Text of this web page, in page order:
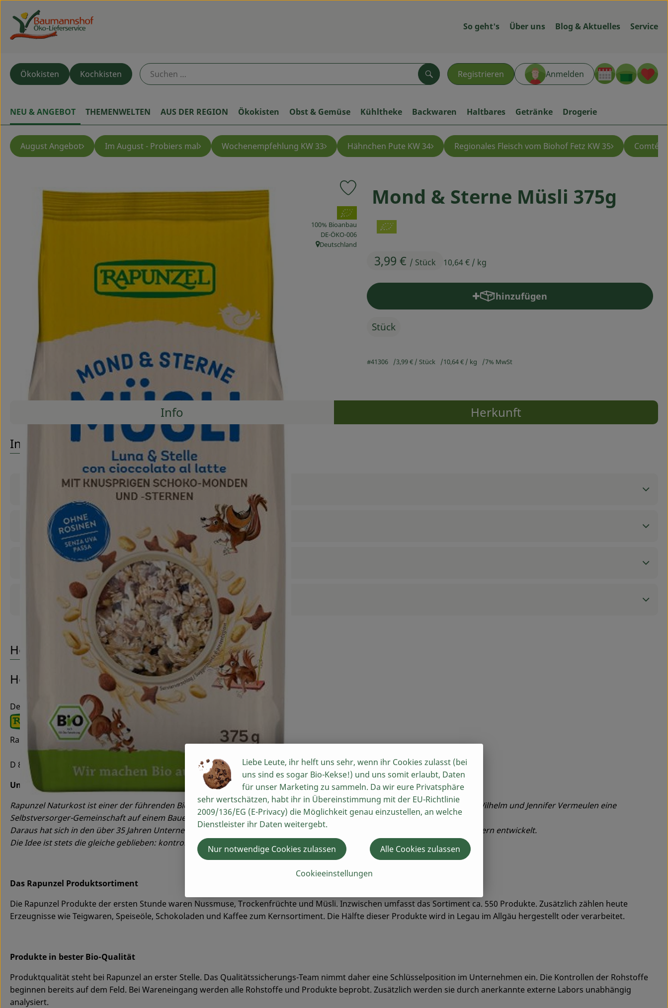
So geht's Über uns Blog & Aktuelles Service
Registrieren Anmelden
Suchen
Ökokisten Kochkisten
NEU & ANGEBOT THEMENWELTEN AUS DER REGION Ökokisten Obst & Gemüse Kühltheke Backwaren Haltbares Getränke Drogerie
August Angebot Im August - Probiers mal Wochenempfehlung KW 33 Hähnchen Pute KW 34 Regionales Fleisch vom Biohof Fetz KW 35 Comté -
Mond & Sterne Müsli 375g
3,99 € / Stück 10,64 € / kg
Produkt zu Favouriten hinzufügen
, Verband:
100% Bioanbau
, Kontrollstelle:
DE-ÖKO-006
, Herkunft:
Deutschland
hinzufügen
Produkt zum Warenkorb hinzufügen
Stück
#41306 3,99 € / Stück 10,64 € / kg 7% MwSt
Rezepte
Info
Herkunft
Entdecke passende Rezepte Es wurden keine passenden Rezepte gefunden.
Info
Produktinformationen
Zutaten
Nährwert-Info
Produktdatenblatt
Herkunft
Hersteller: Rapunzel
Deutschland
Rapunzel Naturkost GmbH & Co. KG
D 87764 Legau
Unternehmensportrait Rapunzel Naturkost GmbH
Rapunzel Naturkost ist einer der führenden Bio-Hersteller in Europa. Begonnen hat alles ganz klein: 1974 gründeten Joseph Wilhelm und Jennifer Vermeulen eine
Selbstversorger-Gemeinschaft auf einem Bauernhof mit kleinem Naturkostladen im bayerischen Augsburg.
Daraus hat sich in den über 35 Jahren Unternehmensgeschichte ein international agierendes Unternehmen mit 300 Mitarbeitern entwickelt.
Die Idee ist stets die gleiche geblieben: kontrolliert biologische, naturbelassene und vegetarische Lebensmittel herzustellen.
Das Rapunzel Produktsortiment
Die Rapunzel Produkte der ersten Stunde waren Nussmuse, Trockenfrüchte und Müsli. Inzwischen umfasst das Sortiment ca. 550 Produkte. Zusätzlich zählen heute
Erzeugnisse wie Teigwaren, Speiseöle, Schokoladen und Kaffee zum Kernsortiment. Die Hälfte dieser Produkte wird in Legau im Allgäu hergestellt oder verarbeitet.
Produkte in bester Bio-Qualität
Produktqualität steht bei Rapunzel an erster Stelle. Das Qualitätssicherungs-Team nimmt daher eine Schlüsselposition im Unternehmen ein. Die Kontrollen der Rohstoffe
beginnen bereits auf dem Feld. Bei Wareneingang werden alle Rohstoffe und Produkte beprobt. Zusätzlich werden sie durch anerkannte externe Labors unabhängig
analysiert.
Liebe Leute, ihr helft uns sehr, wenn ihr Cookies zulasst (bei
uns sind es sogar Bio-Kekse!) und uns somit erlaubt, Daten
für unser Marketing zu sammeln. Da wir eure Privatsphäre
sehr wertschätzen, habt ihr in Übereinstimmung mit der EU-Richtlinie
2009/136/EG (E-Privacy) die Möglichkeit genau einzustellen, an welche
Dienstleister ihr Daten weitergebt.
Cookieeinstellungen
Nur notwendige Cookies zulassen Alle Cookies zulassen